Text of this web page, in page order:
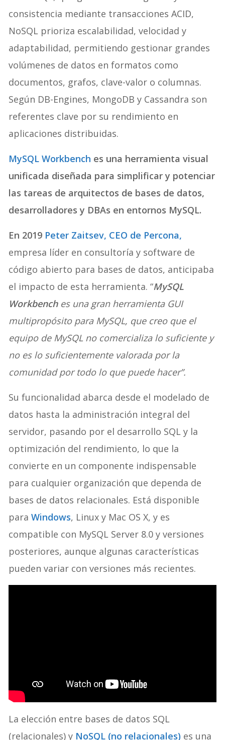
consistencia mediante transacciones ACID,
NoSQL prioriza escalabilidad, velocidad y
adaptabilidad, permitiendo gestionar grandes
volúmenes de datos en formatos como
documentos, grafos, clave-valor o columnas.
Según DB-Engines, MongoDB y Cassandra son
referentes clave por su rendimiento en
aplicaciones distribuidas.
MySQL Workbench es una herramienta visual
unificada diseñada para simplificar y potenciar
las tareas de arquitectos de bases de datos,
desarrolladores y DBAs en entornos MySQL.
En 2019 Peter Zaitsev, CEO de Percona,
empresa líder en consultoría y software de
código abierto para bases de datos, anticipaba
el impacto de esta herramienta. “MySQL
Workbenches una gran herramienta GUI
multipropósito para MySQL, que creo que el
equipo de MySQL no comercializa lo suficiente y
no es lo suficientemente valorada por la
comunidad por todo lo que puede hacer”.
Su funcionalidad abarca desde el modelado de
datos hasta la administración integral del
servidor, pasando por el desarrollo SQL y la
optimización del rendimiento, lo que la
convierte en un componente indispensable
para cualquier organización que dependa de
bases de datos relacionales. Está disponible
paraWindows, Linux y Mac OS X, y es
compatible con MySQL Server 8.0 y versiones
posteriores, aunque algunas características
pueden variar con versiones más recientes.
La elección entre bases de datos SQL
(relacionales) y NoSQL (no relacionales) es una